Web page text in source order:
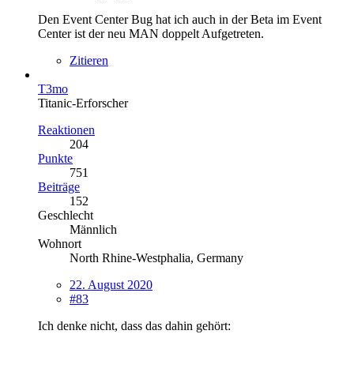
Den Event Center Bug hat ich auch in der Beta im Event
Center ist der neu MAN doppelt Aufgetreten.
Zitieren
T3mo
Titanic-Erforscher
Reaktionen
204
Punkte
751
Beiträge
152
Geschlecht
Männlich
Wohnort
North Rhine-Westphalia, Germany
22. August 2020
#83
Ich denke nicht, dass das dahin gehört: